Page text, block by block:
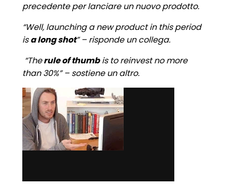
precedente per lanciare un nuovo prodotto.
“Well, launching a new product in this period
isa long shot” – risponde un collega.
“Therule of thumbis to reinvest no more
than 30%” – sostiene un altro.